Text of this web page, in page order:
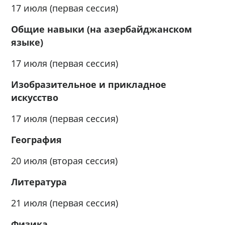
17 июля (первая сессия)
Общие навыки (на азербайджанском
языке)
17 июля (первая сессия)
Изобразительное и прикладное
искусство
17 июля (первая сессия)
География
20 июля (вторая сессия)
Литература
21 июля (первая сессия)